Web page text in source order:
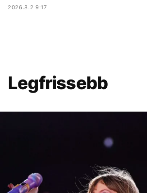
2026.8.2 9:17
Legfrissebb